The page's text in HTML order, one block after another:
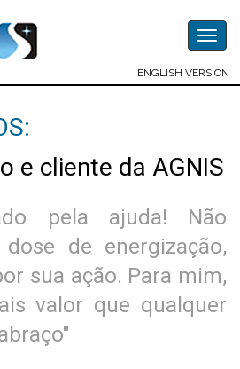
ENGLISH VERSION
e cliente da AGNIS
pela ajuda! Não
de energização,
sua ação. Para mim,
valor que qualquer